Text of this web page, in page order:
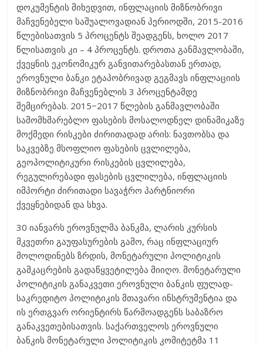
დოკუმენტის მიხედვით, ინფლაციის მიზნობრივი
მაჩვენებელი საშუალოვადიან პერიოდში, 2015-2016
წლებისათვის 5 პროცენტს შეადგენს, ხოლო 2017
წლისათვის კი – 4 პროცენტს. დროთა განმავლობაში,
ქვეყნის ეკონომიკურ განვითარებასთან ერთად,
ეროვნული ბანკი ეტაპობრივად გეგმავს ინფლაციის
მიზნობრივი მაჩვენებლის 3 პროცენტამდე
შემცირებას. 2015−2017 წლების განმავლობაში
სამომხმარებლო ფასების მოსალოდნელ დინამიკაზე
მოქმედი რისკები ძირითადად არის: ნავთობსა და
საკვებზე მსოფლიო ფასების ცვლილება,
გეოპოლიტიკური რისკების ცვლილება,
რეგულირებადი ფასების ცვლილება, ინფლაციის
იმპორტი ძირითადი სავაჭრო პარტნიორი
ქვეყნებიდან და სხვა.
30 იანვარს ეროვნულმა ბანკმა, ლარის კურსის
მკვეთრი გაუფასურების გამო, რაც ინფლაციურ
მოლოდინებს ზრდის, მონეტარული პოლიტიკის
გამკაცრების გადაწყვეტილება მიიღო. მონეტარული
პოლიტიკის განაკვეთი ეროვნული ბანკის ფულად-
საკრედიტო პოლიტიკის მთავარი ინსტრუმენტია და
ის ერთგვარ ორიენტირს წარმოადგენს საბაზრო
განაკვეთებისათვის. საქართველოს ეროვნული
ბანკის მონეტარული პოლიტიკის კომიტეტმა 11